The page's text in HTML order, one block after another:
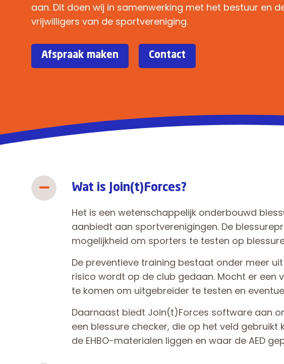
aan. Dit doen wij in samenwerking met het bestuur en
vrijwilligers van de sportvereniging.
Afspraak maken Contact
Wat is Join(t)Forces?
Het is een wetenschappelijk onderbouwd
aanbiedt aan sportverenigingen. De
mogelijkheid om sporters te testen op
De preventieve training bestaat onder meer
risico wordt op de club gedaan. Mocht er een
te komen om uitgebreider te testen en
Daarnaast biedt Join(t)Forces software aan
een blessure checker, die op het veld
de EHBO-materialen liggen en waar de AED